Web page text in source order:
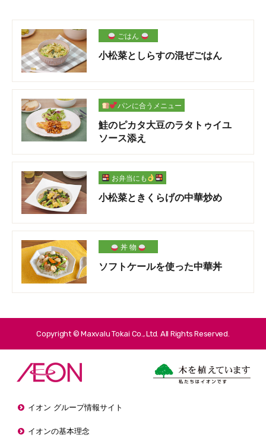
ごはん
小松菜としらすの混ぜごはん
パンに合うメニュー
鮭のピカタ大豆のラタトゥイユ
ソース添え
お弁当にも
小松菜ときくらげの中華炒め
丼 物
ソフトケールを使った中華丼
Copyright © Maxvalu Tokai Co., Ltd. All Rights Reserved.
イオン グループ情報サイト
イオンの基本理念